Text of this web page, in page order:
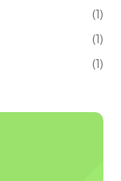
(1)
(1)
(1)